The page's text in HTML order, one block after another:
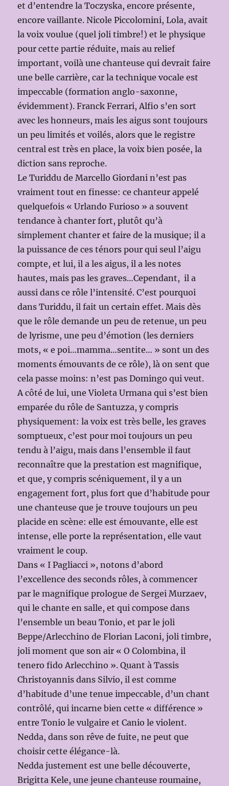
et d’entendre la Toczyska, encore présente,
encore vaillante. Nicole Piccolomini, Lola, avait
la voix voulue (quel joli timbre!) et le physique
pour cette partie réduite, mais au relief
important, voilà une chanteuse qui devrait faire
une belle carrière, car la technique vocale est
impeccable (formation anglo-saxonne,
évidemment). Franck Ferrari, Alfio s’en sort
avec les honneurs, mais les aigus sont toujours
un peu limités et voilés, alors que le registre
central est très en place, la voix bien posée, la
diction sans reproche.
Le Turiddu de Marcello Giordani n’est pas
vraiment tout en finesse: ce chanteur appelé
quelquefois « Urlando Furioso » a souvent
tendance à chanter fort, plutôt qu’à
simplement chanter et faire de la musique; il a
la puissance de ces ténors pour qui seul l’aigu
compte, et lui, il a les aigus, il a les notes
hautes, mais pas les graves…Cependant, il a
aussi dans ce rôle l’intensité. C’est pourquoi
dans Turiddu, il fait un certain effet. Mais dès
que le rôle demande un peu de retenue, un peu
de lyrisme, une peu d’émotion (les derniers
mots, « e poi…mamma…sentite… » sont un des
moments émouvants de ce rôle), là on sent que
cela passe moins: n’est pas Domingo qui veut.
A côté de lui, une Violeta Urmana qui s’est bien
emparée du rôle de Santuzza, y compris
physiquement: la voix est très belle, les graves
somptueux, c’est pour moi toujours un peu
tendu à l’aigu, mais dans l’ensemble il faut
reconnaître que la prestation est magnifique,
et que, y compris scéniquement, il y a un
engagement fort, plus fort que d’habitude pour
une chanteuse que je trouve toujours un peu
placide en scène: elle est émouvante, elle est
intense, elle porte la représentation, elle vaut
vraiment le coup.
Dans « I Pagliacci », notons d’abord
l’excellence des seconds rôles, à commencer
par le magnifique prologue de Sergei Murzaev,
qui le chante en salle, et qui compose dans
l’ensemble un beau Tonio, et par le joli
Beppe/Arlecchino de Florian Laconi, joli timbre,
joli moment que son air « O Colombina, il
tenero fido Arlecchino ». Quant à Tassis
Christoyannis dans Silvio, il est comme
d’habitude d’une tenue impeccable, d’un chant
contrôlé, qui incarne bien cette « différence »
entre Tonio le vulgaire et Canio le violent.
Nedda, dans son rêve de fuite, ne peut que
choisir cette élégance-là.
Nedda justement est une belle découverte,
Brigitta Kele, une jeune chanteuse roumaine,